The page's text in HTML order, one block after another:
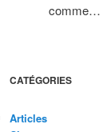
comme…
CATÉGORIES
Articles